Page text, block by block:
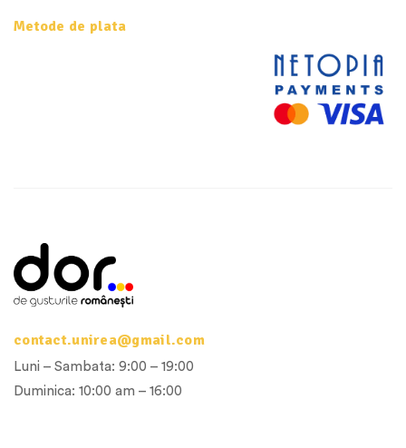
Metode de plata
contact.unirea@gmail.com
Luni – Sambata: 9:00 – 19:00
Duminica: 10:00 am – 16:00